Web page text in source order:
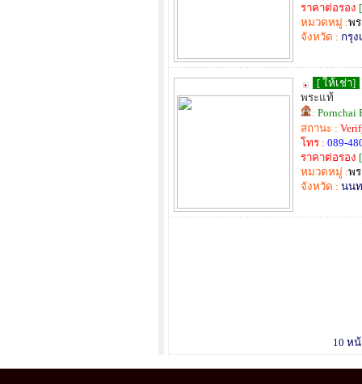
ราคาต่อรอง
หมวดหมู่ :พ
จังหวัด : กรุ
[ ให้เช่า]
พระแท้
: Pornchai
สถานะ :
โทร : 089-
ราคาต่อรอง
หมวดหมู่ :พ
จังหวัด : นน
10 ห